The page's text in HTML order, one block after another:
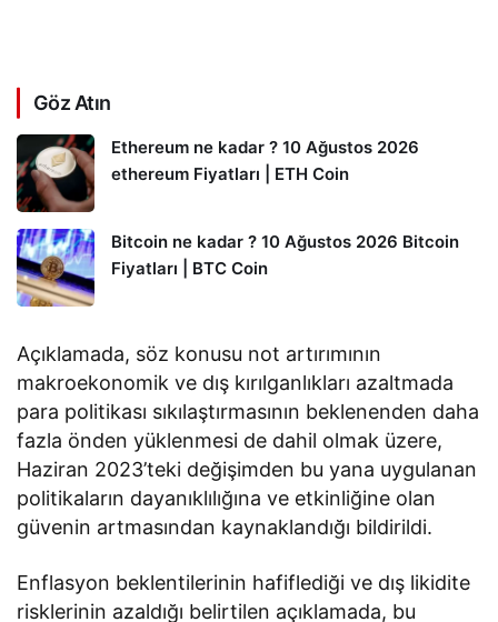
Göz Atın
Ethereum ne kadar ? 10 Ağustos 2026
ethereum Fiyatları | ETH Coin
Bitcoin ne kadar ? 10 Ağustos 2026 Bitcoin
Fiyatları | BTC Coin
Açıklamada, söz konusu not artırımının
makroekonomik ve dış kırılganlıkları azaltmada
para politikası sıkılaştırmasının beklenenden daha
fazla önden yüklenmesi de dahil olmak üzere,
Haziran 2023’teki değişimden bu yana uygulanan
politikaların dayanıklılığına ve etkinliğine olan
güvenin artmasından kaynaklandığı bildirildi.
Enflasyon beklentilerinin hafiflediği ve dış likidite
risklerinin azaldığı belirtilen açıklamada, bu